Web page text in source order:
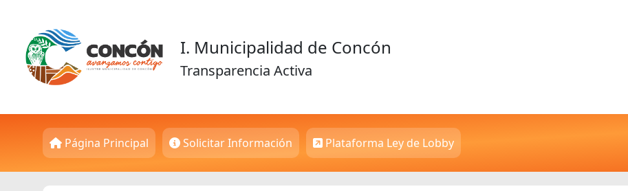
I. Municipalidad de Concón
Transparencia Activa
Página Principal Solicitar Información Plataforma Ley de Lobby